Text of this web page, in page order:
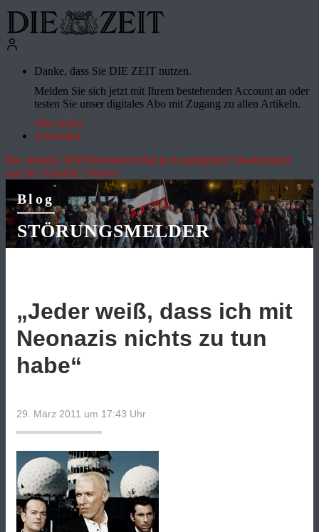
Danke, dass Sie DIE ZEIT nutzen.
Melden Sie sich jetzt mit Ihrem bestehenden Account an oder
testen Sie unser digitales Abo mit Zugang zu allen Artikeln.
Abo testen
Anmelden
Die aktuelle ZEITDrohnenvorfall in LeipzigHitze"Deutschland
spricht"Aktuelle Themen
Blog
STÖRUNGSMELDER
„Jeder weiß, dass ich mit
Neonazis nichts zu tun
habe“
29. März 2011 um 17:43 Uhr